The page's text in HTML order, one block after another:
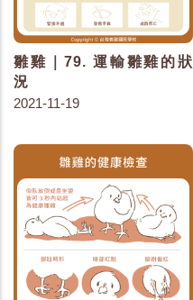
雛雞｜79. 運輸雛雞的狀
況
2021-11-19